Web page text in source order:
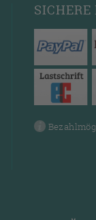
SICHERE